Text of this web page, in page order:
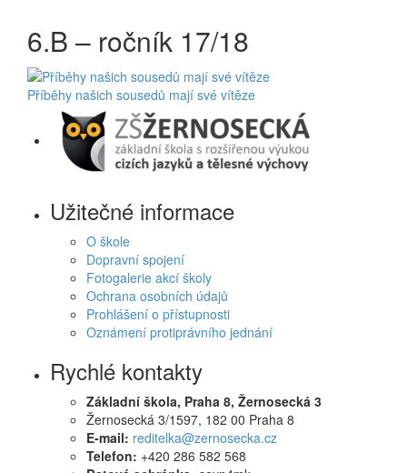
6.B – ročník 17/18
Příběhy našich sousedů mají své vítěze
Užitečné informace
O škole
Dopravní spojení
Fotogalerie akcí školy
Ochrana osobních údajů
Prohlášení o přístupnosti
Oznámení protiprávního jednání
Rychlé kontakty
Základní škola, Praha 8, Žernosecká 3
Žernosecká 3/1597, 182 00 Praha 8
E-mail: reditelka@zernosecka.cz
Telefon: +420 286 582 568